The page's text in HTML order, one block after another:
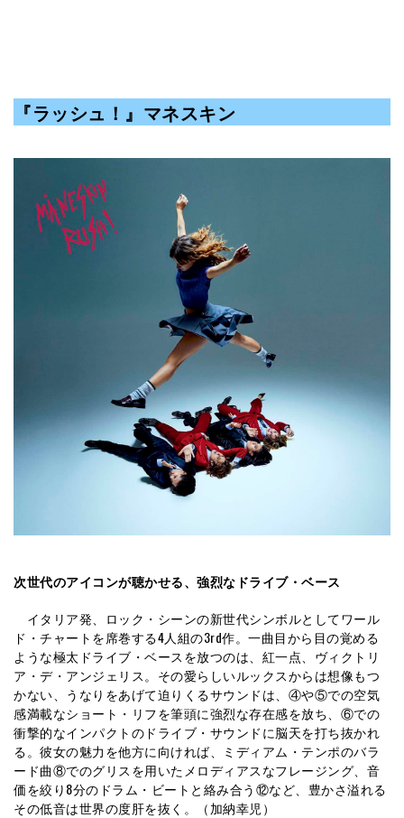
『ラッシュ！』マネスキン
次世代のアイコンが聴かせる、強烈なドライブ・ベース
イタリア発、ロック・シーンの新世代シンボルとしてワール
ド・チャートを席巻する4人組の3rd作。一曲目から目の覚める
ような極太ドライブ・ベースを放つのは、紅一点、ヴィクトリ
ア・デ・アンジェリス。その愛らしいルックスからは想像もつ
かない、うなりをあげて迫りくるサウンドは、④や⑤での空気
感満載なショート・リフを筆頭に強烈な存在感を放ち、⑥での
衝撃的なインパクトのドライブ・サウンドに脳天を打ち抜かれ
る。彼女の魅力を他方に向ければ、ミディアム・テンポのバラ
ード曲⑧でのグリスを用いたメロディアスなフレージング、音
価を絞り8分のドラム・ビートと絡み合う⑫など、豊かさ溢れる
その低音は世界の度肝を抜く。（加納幸児）